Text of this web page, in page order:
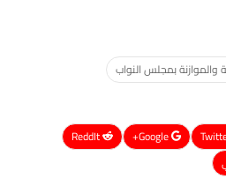
والموازنة بمجلس النواب
Google+
ReddIt